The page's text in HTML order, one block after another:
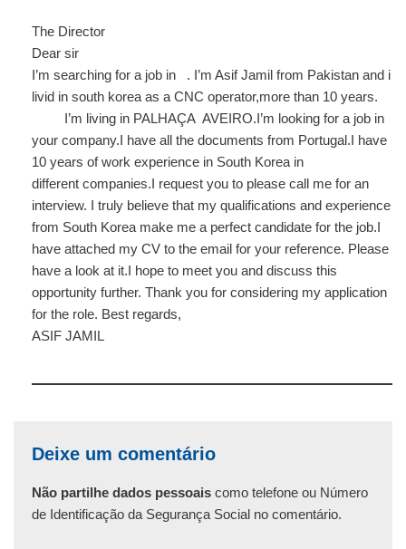
The Director
Dear sir
I’m searching for a job in . I’m Asif Jamil from Pakistan and i
livid in south korea as a CNC operator,more than 10 years.
I’m living in PALHAÇA AVEIRO.I’m looking for a job in
your company.I have all the documents from Portugal.I have
10 years of work experience in South Korea in
different companies.I request you to please call me for an
interview. I truly believe that my qualifications and experience
from South Korea make me a perfect candidate for the job.I
have attached my CV to the email for your reference. Please
have a look at it.I hope to meet you and discuss this
opportunity further. Thank you for considering my application
for the role. Best regards,
ASIF JAMIL
Deixe um comentário
Não partilhe dados pessoais como telefone ou Número
de Identificação da Segurança Social no comentário.